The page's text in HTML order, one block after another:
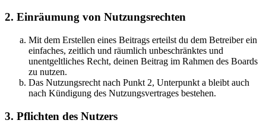
2. Einräumung von Nutzungsrechten
Mit dem Erstellen eines Beitrags erteilst du dem Betreiber ein
einfaches, zeitlich und räumlich unbeschränktes und
unentgeltliches Recht, deinen Beitrag im Rahmen des Boards
zu nutzen.
Das Nutzungsrecht nach Punkt 2, Unterpunkt a bleibt auch
nach Kündigung des Nutzungsvertrages bestehen.
3. Pflichten des Nutzers